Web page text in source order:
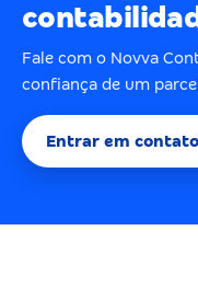
Fale com o Novva
confiança de um
Entrar em